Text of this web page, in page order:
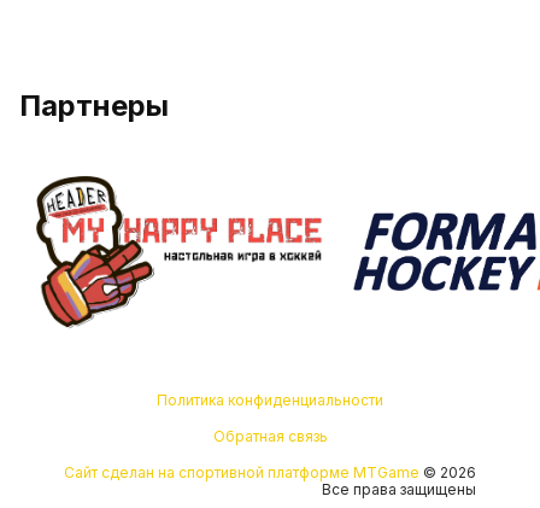
Партнеры
Политика конфиденциальности
Обратная связь
Сайт сделан на спортивной платформе MTGame © 2026
Все права защищены